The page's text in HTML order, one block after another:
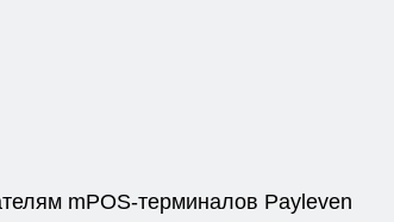
mPOS-терминалов Payleven